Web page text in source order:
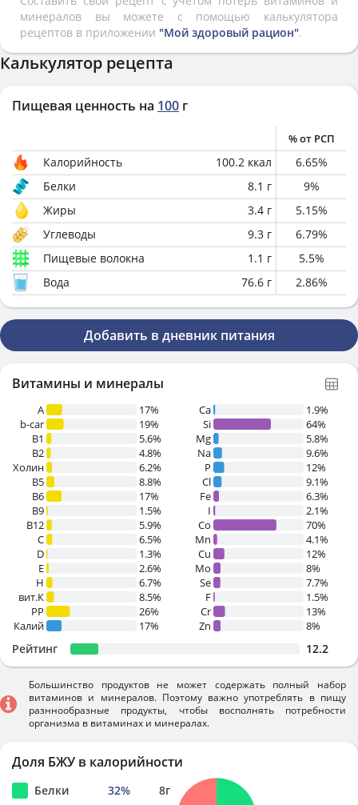
минералов вы можете с помощью калькулятора
рецептов в приложении "Мой здоровый рацион".
Калькулятор рецепта
Пищевая ценность на 100 г
% от РСП
Калорийность 100.2 ккал 6.65%
Белки
8.1 г 9%
Жиры
3.4 г 5.15%
Углеводы
9.3 г 6.79%
Пищевые волокна
1.1 г 5.5%
Вода
76.6 г 2.86%
Добавить в дневник питания
Витамины и минералы
A
17%
b-car
19%
В1
5.6%
B2
4.8%
Холин
6.2%
B5
8.8%
B6
17%
B9
1.5%
B12
5.9%
C
6.5%
D
1.3%
E
2.6%
H
6.7%
вит.К
8.5%
PP
26%
Калий
17%
Ca
1.9%
Si
64%
Mg
5.8%
Na
9.6%
P
12%
Cl
9.1%
Fe
6.3%
I
2.1%
Co
70%
Mn
4.1%
Cu
12%
Mo
8%
Se
7.7%
F
1.5%
Cr
13%
Zn
8%
Рейтинг 12.2
Большинство продуктов не может содержать полный набор
витаминов и минералов. Поэтому важно употреблять в пищу
разннообразные продукты, чтобы восполнять потребности
организма в витаминах и минералах.
Доля БЖУ в калорийности
Белки 32% 8г